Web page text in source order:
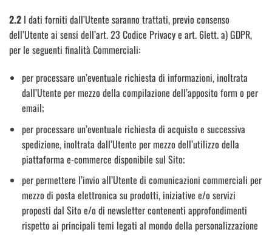
2.2 I dati forniti dall’Utente saranno trattati, previo consenso
dell’Utente ai sensi dell’art. 23 Codice Privacy e art. 6lett. a) GDPR,
per le seguenti finalità Commerciali:
per processare un’eventuale richiesta di informazioni, inoltrata
dall’Utente per mezzo della compilazione dell’apposito form o per
email;
per processare un’eventuale richiesta di acquisto e successiva
spedizione, inoltrata dall’Utente per mezzo dell’utilizzo della
piattaforma e-commerce disponibile sul Sito;
per permettere l’invio all’Utente di comunicazioni commerciali per
mezzo di posta elettronica su prodotti, iniziative e/o servizi
proposti dal Sito e/o di newsletter contenenti approfondimenti
rispetto ai principali temi legati al mondo della personalizzazione